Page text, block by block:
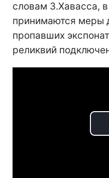
словам З.Хавасса,
принимаются меры
пропавших
реликвий